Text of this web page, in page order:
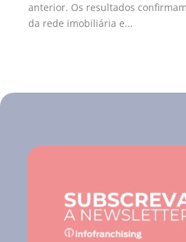
anterior. Os resultados
da rede imobiliária e...